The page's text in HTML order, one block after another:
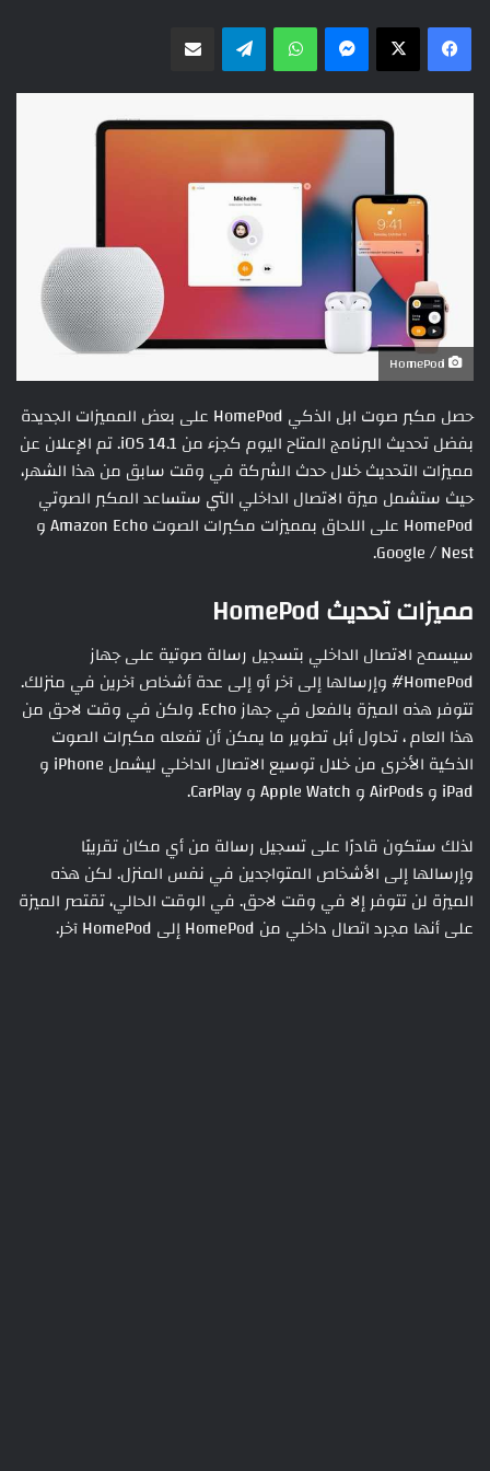
ماسنجر واتسابتيلقرام
حصل مكبر صوت ابل الذكي HomePod على بعض المميزات الجديدة
بفضل تحديث البرنامج المتاح اليوم كجزء من iOS 14.1. تم الإعلان عن
مميزات التحديث خلال حدث الشركة في وقت سابق من هذا الشهر،
حيث ستشمل ميزة الاتصال الداخلي التي ستساعد المكبر الصوتي
HomePod على اللحاق بمميزات مكبرات الصوت Amazon Echo و
Google / Nest.
مميزات تحديث HomePod
سيسمح الاتصال الداخلي بتسجيل رسالة صوتية على جهاز
HomePod# وإرسالها إلى آخر أو إلى عدة أشخاص آخرين في منزلك.
تتوفر هذه الميزة بالفعل في جهاز Echo. ولكن في وقت لاحق من
هذا العام ، تحاول أبل تطوير ما يمكن أن تفعله مكبرات الصوت
الذكية الأخرى من خلال توسيع الاتصال الداخلي ليشمل iPhone و
iPad و AirPods و Apple Watch و CarPlay.
لذلك ستكون قادرًا على تسجيل رسالة من أي مكان تقريبًا
وإرسالها إلى الأشخاص المتواجدين في نفس المنزل. لكن هذه
الميزة لن تتوفر إلا في وقت لاحق. في الوقت الحالي، تقتصر الميزة
على أنها مجرد اتصال داخلي من HomePod إلى HomePod آخر.